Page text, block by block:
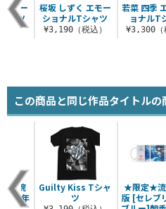
若菜 四季
ョナルT
¥3,300（
エモー
ャツ
込）
桜坂 しずく エモー
ショナルTシャツ
¥3,190（税込）
この商品と同じ作品タイトルの
★限定★流
版 [セレブ
学院
フ 2年
Guilty Kiss Tシャ
ツ